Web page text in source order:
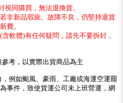
同購買，無法退換貨。
非新品瑕疵、故障不良，仍堅持退貨
費。
軟體)有任何疑問，請先不要拆封，
考，以實際出貨商品為主
例如颱風、豪雨、工廠或海運空運罷
事件，致使貨運公司未上班營運，網